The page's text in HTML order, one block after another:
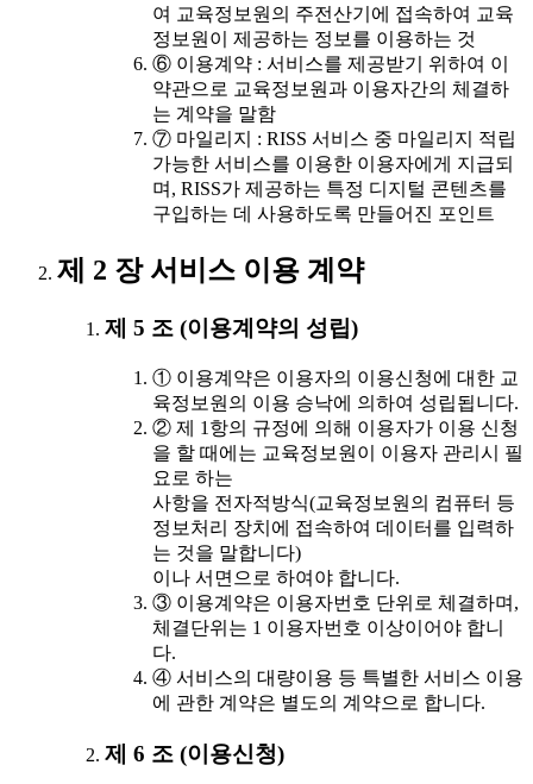
여 교육정보원의 주전산기에 접속하여 교육
정보원이 제공하는 정보를 이용하는 것
⑥ 이용계약 : 서비스를 제공받기 위하여 이
약관으로 교육정보원과 이용자간의 체결하
는 계약을 말함
⑦ 마일리지 : RISS 서비스 중 마일리지 적립
가능한 서비스를 이용한 이용자에게 지급되
며, RISS가 제공하는 특정 디지털 콘텐츠를
구입하는 데 사용하도록 만들어진 포인트
제 2 장 서비스 이용 계약
제 5 조 (이용계약의 성립)
① 이용계약은 이용자의 이용신청에 대한 교
육정보원의 이용 승낙에 의하여 성립됩니다.
② 제 1항의 규정에 의해 이용자가 이용 신청
을 할 때에는 교육정보원이 이용자 관리시 필
요로 하는
사항을 전자적방식(교육정보원의 컴퓨터 등
정보처리 장치에 접속하여 데이터를 입력하
는 것을 말합니다)
이나 서면으로 하여야 합니다.
③ 이용계약은 이용자번호 단위로 체결하며,
체결단위는 1 이용자번호 이상이어야 합니
다.
④ 서비스의 대량이용 등 특별한 서비스 이용
에 관한 계약은 별도의 계약으로 합니다.
제 6 조 (이용신청)